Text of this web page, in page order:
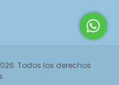
Todos los derechos